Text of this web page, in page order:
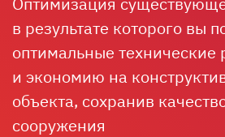
в результате которого вы
оптимальные технические
и экономию на
объекта, сохранив
сооружения